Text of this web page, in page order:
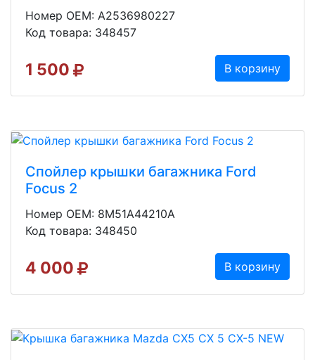
Номер OEM: A2536980227
Код товара: 348457
1 500 В корзину
Спойлер крышки багажника Ford
Focus 2
Номер OEM: 8M51A44210A
Код товара: 348450
4 000 В корзину